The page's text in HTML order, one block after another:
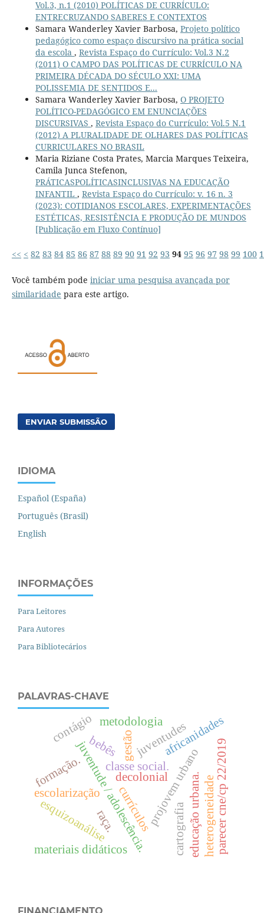
Vol.3, n.1 (2010) POLÍTICAS DE CURRÍCULO:
ENTRECRUZANDO SABERES E CONTEXTOS
Samara Wanderley Xavier Barbosa, Projeto político
pedagógico como espaço discursivo na prática social
da escola , Revista Espaço do Currículo: Vol.3 N.2
(2011) O CAMPO DAS POLÍTICAS DE CURRÍCULO NA
PRIMEIRA DÉCADA DO SÉCULO XXI: UMA
POLISSEMIA DE SENTIDOS E...
Samara Wanderley Xavier Barbosa, O PROJETO
POLÍTICO-PEDAGÓGICO EM ENUNCIAÇÕES
DISCURSIVAS , Revista Espaço do Currículo: Vol.5 N.1
(2012) A PLURALIDADE DE OLHARES DAS POLÍTICAS
CURRICULARES NO BRASIL
Maria Riziane Costa Prates, Marcia Marques Teixeira,
Camila Junca Stefenon,
PRÁTICASPOLÍTICASINCLUSIVAS NA EDUCAÇÃO
INFANTIL , Revista Espaço do Currículo: v. 16 n. 3
(2023): COTIDIANOS ESCOLARES, EXPERIMENTAÇÕES
ESTÉTICAS, RESISTÊNCIA E PRODUÇÃO DE MUNDOS
[Publicação em Fluxo Contínuo]
<< < 82 83 84 85 86 87 88 89 90 91 92 93 94 95 96 97 98 99 100
Você também pode iniciar uma pesquisa avançada por
similaridade para este artigo.
ENVIAR SUBMISSÃO
IDIOMA
Español (España)
Português (Brasil)
English
INFORMAÇÕES
Para Leitores
Para Autores
Para Bibliotecários
PALAVRAS-CHAVE
currículosprojovem urbano
juventude / adolescência. e
d
u
c
a
ç
ã
o
u
r
b
a
n
a
.
classe social.
raça.
gestãojuventudes
escolarização heterogeneidade
materiais didáticos
esquizoanálise
formação. decolonial parecer cne/cp 22/2019
bebês
contágio
cartografia
metodologiaafricanidades